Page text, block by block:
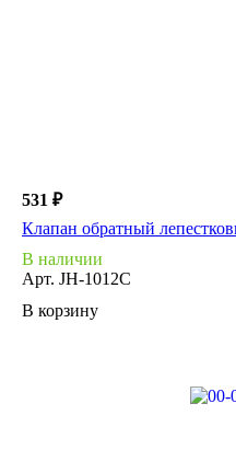
531 ₽
Клапан обратный
В наличии
Арт. JH-1012C
В корзину